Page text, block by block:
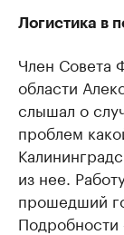
Логистика в
Член Совета
области
слышал о
проблем
из нее.
прошедший